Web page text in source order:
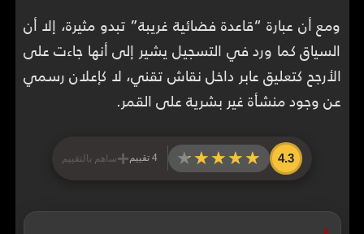
ومع أن عبارة “قاعدة فضائية غريبة” تبدو مثيرة، إلا أن
السياق كما ورد في التسجيل يشير إلى أنها جاءت على
الأرجح كتعليق عابر داخل نقاش تقني، لا كإعلان رسمي
عن وجود منشأة غير بشرية على القمر.
4.3
★★★★★
★★★★★ 4 تقييم +ساهم بالتقييم